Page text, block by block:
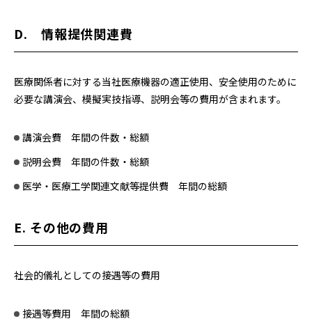
D. 情報提供関連費
医療関係者に対する当社医療機器の適正使用、安全使用のために
必要な講演会、模擬実技指導、説明会等の費用が含まれます。
講演会費 年間の件数・総額
説明会費 年間の件数・総額
医学・医療工学関連文献等提供費 年間の総額
E. その他の費用
社会的儀礼としての接遇等の費用
接遇等費用 年間の総額